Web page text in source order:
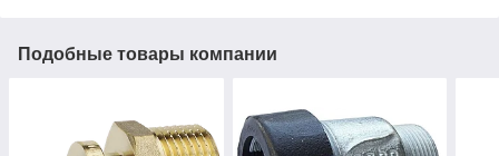
Подобные товары компании